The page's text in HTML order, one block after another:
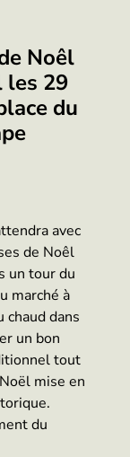
Noêl
les 29
du
avec
de Noêl
un tour du
marché à
chaud dans
un bon
tout
mise en
du